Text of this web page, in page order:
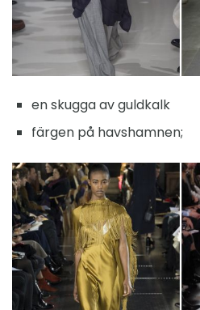
en skugga av guldkalk
färgen på havshamnen;